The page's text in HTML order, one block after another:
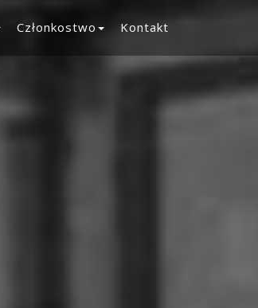
Członkostwo Kontakt